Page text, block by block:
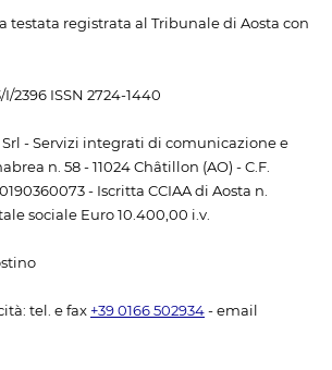
testata registrata al Tribunale di Aosta con
2396 ISSN 2724-1440
Srl - Servizi integrati di comunicazione e
n. 58 - 11024 Châtillon (AO) - C.F.
- Iscritta CCIAA di Aosta n.
sociale Euro 10.400,00 i.v.
tel. e fax +39 0166 502934 - email